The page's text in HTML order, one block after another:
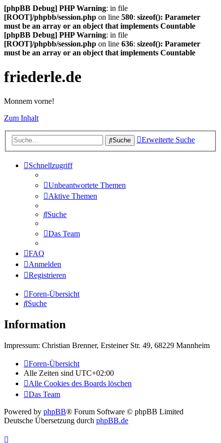
[phpBB Debug] PHP Warning: in file
[ROOT]/phpbb/session.php on line 580: sizeof(): Parameter
must be an array or an object that implements Countable
[phpBB Debug] PHP Warning: in file
[ROOT]/phpbb/session.php on line 636: sizeof(): Parameter
must be an array or an object that implements Countable
friederle.de
Monnem vorne!
Zum Inhalt
Suche Erweiterte Suche
Schnellzugriff
Unbeantwortete Themen
Aktive Themen
Suche
Das Team
FAQ
Anmelden
Registrieren
Foren-Übersicht
Suche
Information
Impressum: Christian Brenner, Ersteiner Str. 49, 68229 Mannheim
Foren-Übersicht
Alle Zeiten sind UTC+02:00
Alle Cookies des Boards löschen
Das Team
Powered by phpBB® Forum Software © phpBB Limited
Deutsche Übersetzung durch phpBB.de